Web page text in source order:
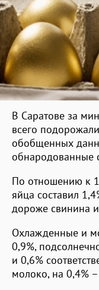
В Саратове за
всего
обобщенных
обнародованные
По отношению к
яйца составил
дороже свинина
Охлажденные и
0,9%,
и 0,6%
молоко, на 0,4% –